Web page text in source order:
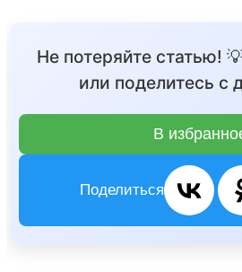
Не потеряйте статью!
или поделитесь с
В
Поделиться